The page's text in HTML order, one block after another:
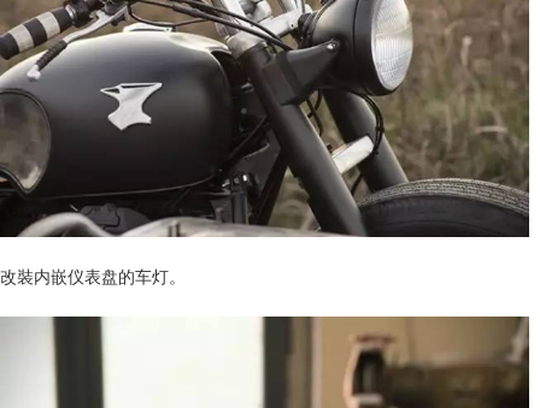
改裝内嵌仪表盘的车灯。